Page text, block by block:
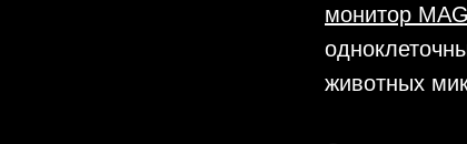
монитор
животных